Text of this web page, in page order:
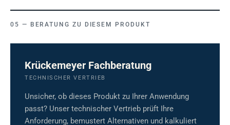
BERATUNG ZU DIESEM PRODUKT
Krückemeyer Fachberatung
TECHNISCHER VERTRIEB
Unsicher, ob dieses Produkt zu Ihrer Anwendung
passt? Unser technischer Vertrieb prüft Ihre
Anforderung, bemustert Alternativen und kalkuliert